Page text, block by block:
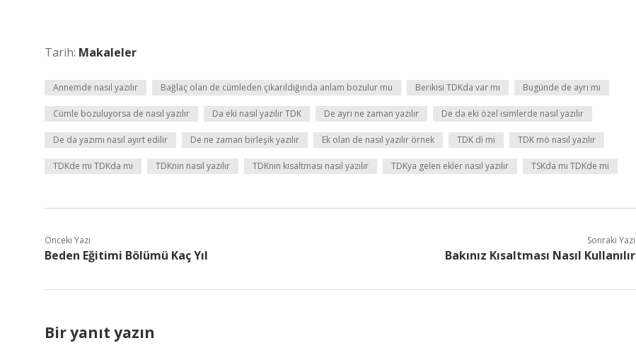
Tarih: Makaleler
Annemde nasıl yazılır Bağlaç olan de cümleden çıkarıldığında anlam bozulur mu Berikisi TDKda var mı Bugünde de ayrı mı
Cümle bozuluyorsa de nasıl yazılır Da eki nasıl yazılır TDK De ayrı ne zaman yazılır De da eki özel isimlerde nasıl yazılır
De da yazımı nasıl ayırt edilir De ne zaman birleşik yazılır Ek olan de nasıl yazılır örnek TDK di mi TDK mö nasıl yazılır
TDKde mi TDKda mı TDKnin nasıl yazılır TDKnın kısaltması nasıl yazılır TDKya gelen ekler nasıl yazılır TSKda mı TDKde mi
Önceki Yazı
Beden Eğitimi Bölümü Kaç Yıl
Sonraki Yazı
Bakınız Kısaltması Nasıl Kullanılır
Bir yanıt yazın